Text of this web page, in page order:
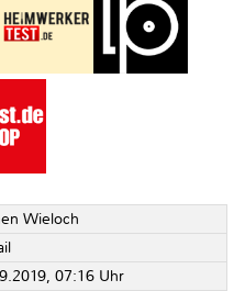
Wieloch
07:16 Uhr